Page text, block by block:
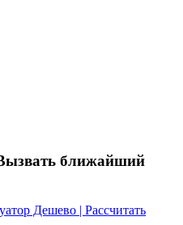
ближайший
Дешево | Рассчитать